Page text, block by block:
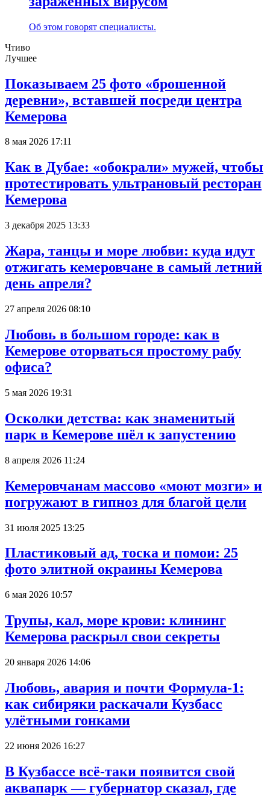
Об этом говорят специалисты.
Чтиво
Лучшее
Показываем 25 фото «брошенной
деревни», вставшей посреди центра
Кемерова
8 мая 2026 17:11
Как в Дубае: «обокрали» мужей, чтобы
протестировать ультрановый ресторан
Кемерова
3 декабря 2025 13:33
Жара, танцы и море любви: куда идут
отжигать кемеровчане в самый летний
день апреля?
27 апреля 2026 08:10
Любовь в большом городе: как в
Кемерове оторваться простому рабу
офиса?
5 мая 2026 19:31
Осколки детства: как знаменитый
парк в Кемерове шёл к запустению
8 апреля 2026 11:24
Кемеровчанам массово «моют мозги» и
погружают в гипноз для благой цели
31 июля 2025 13:25
Пластиковый ад, тоска и помои: 25
фото элитной окраины Кемерова
6 мая 2026 10:57
Трупы, кал, море крови: клининг
Кемерова раскрыл свои секреты
20 января 2026 14:06
Любовь, авария и почти Формула-1:
как сибиряки раскачали Кузбасс
улётными гонками
22 июня 2026 16:27
В Кузбассе всё-таки появится свой
аквапарк — губернатор сказал, где